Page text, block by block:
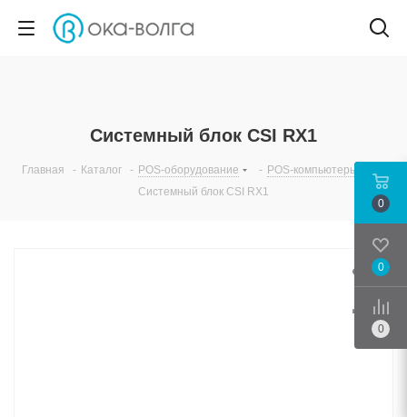
Системный блок CSI RX1
Главная - Каталог - POS-оборудование - POS-компьютеры
Системный блок CSI RX1
0
0
0